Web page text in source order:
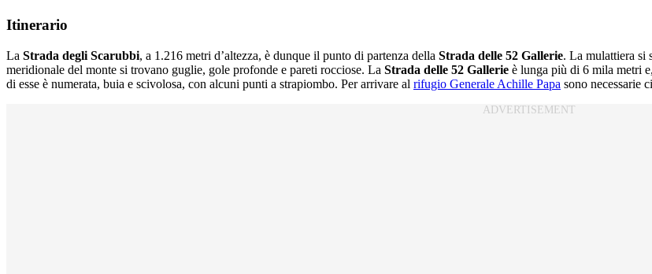
Itinerario
La Strada degli Scarubbi, a 1.216 metri d’altezza, è dunque il punto di partenza della Strada delle 52 Gallerie. La mulattiera si
meridionale del monte si trovano guglie, gole profonde e pareti rocciose. La Strada delle 52 Gallerie è lunga più di 6 mila metri
di esse è numerata, buia e scivolosa, con alcuni punti a strapiombo. Per arrivare al rifugio Generale Achille Papa sono necessarie